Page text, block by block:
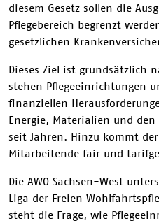
diesem Gesetz sollen die
Pflegebereich begrenzt
gesetzlichen
Dieses Ziel ist grundsätzlich
stehen Pflegeeinrichtungen
finanziellen
Energie, Materialien und
seit Jahren. Hinzu kommt
Mitarbeitende fair und
Die AWO Sachsen-West
Liga der Freien
steht die Frage, wie